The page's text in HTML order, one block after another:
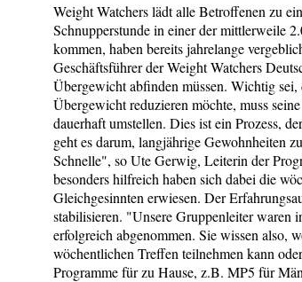
Weight Watchers lädt alle Betroffenen zu
Schnupperstunde in einer der mittlerweile
kommen, haben bereits jahrelange
Geschäftsführer der Weight Watchers
Übergewicht abfinden müssen. Wichtig
Übergewicht reduzieren möchte, muss
dauerhaft umstellen. Dies ist ein Prozess,
geht es darum, langjährige Gewohnheiten
Schnelle", so Ute Gerwig, Leiterin der
besonders hilfreich haben sich dabei die
Gleichgesinnten erwiesen. Der
stabilisieren. "Unsere Gruppenleiter waren
erfolgreich abgenommen. Sie wissen also,
wöchentlichen Treffen teilnehmen kann
Programme für zu Hause, z.B. MP5 für